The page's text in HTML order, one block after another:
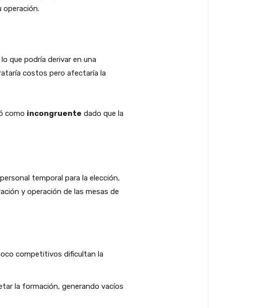
operación.
que podría derivar en una
costos pero afectaría la
como incongruente dado que la
temporal para la elección,
y operación de las mesas de
competitivos dificultan la
la formación, generando vacíos